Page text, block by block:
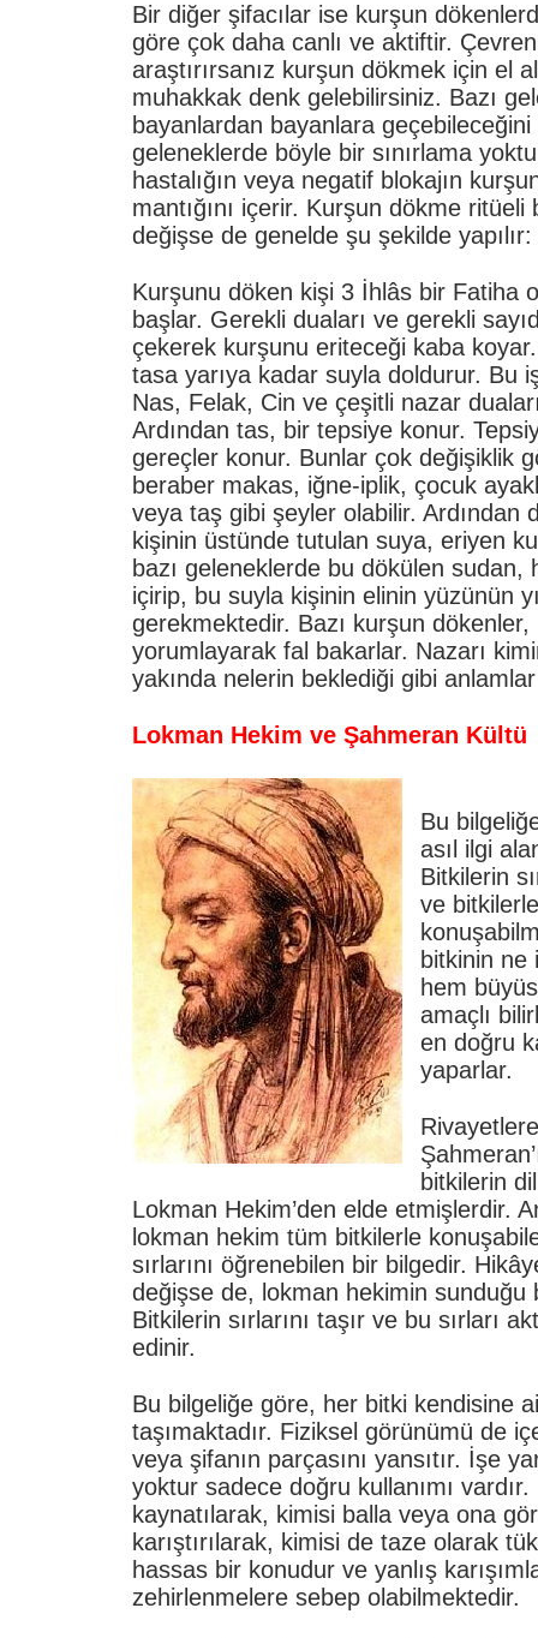
Bir diğer şifacılar ise kurşun
göre çok daha canlı ve aktiftir.
araştırırsanız kurşun dökmek için el
muhakkak denk gelebilirsiniz. Bazı
bayanlardan bayanlara geçebileceğini
geleneklerde böyle bir sınırlama
hastalığın veya negatif blokajın
mantığını içerir. Kurşun dökme
değişse de genelde şu şekilde yapılır:
Kurşunu döken kişi 3 İhlâs bir Fatiha
başlar. Gerekli duaları ve gerekli
çekerek kurşunu eriteceği kaba
tasa yarıya kadar suyla doldurur. Bu
Nas, Felak, Cin ve çeşitli nazar
Ardından tas, bir tepsiye konur.
gereçler konur. Bunlar çok değişiklik
beraber makas, iğne-iplik, çocuk
veya taş gibi şeyler olabilir. Ardından
kişinin üstünde tutulan suya, eriyen
bazı geleneklerde bu dökülen sudan,
içirip, bu suyla kişinin elinin yüzünün
gerekmektedir. Bazı kurşun dökenler,
yorumlayarak fal bakarlar. Nazarı
yakında nelerin beklediği gibi anlamlar
Lokman Hekim ve Şahmeran Kültü
Bu
asıl ilgi
Bitkilerin
ve bitkilerle
bitkinin ne
hem
amaçlı
en doğru
yaparlar.
bitkilerin
Lokman Hekim’den elde etmişlerdir.
lokman hekim tüm bitkilerle
sırlarını öğrenebilen bir bilgedir.
değişse de, lokman hekimin sunduğu
Bitkilerin sırlarını taşır ve bu sırları
edinir.
Bu bilgeliğe göre, her bitki kendisine
taşımaktadır. Fiziksel görünümü de
veya şifanın parçasını yansıtır. İşe
yoktur sadece doğru kullanımı vardır.
kaynatılarak, kimisi balla veya ona
karıştırılarak, kimisi de taze olarak
hassas bir konudur ve yanlış
zehirlenmelere sebep olabilmektedir.